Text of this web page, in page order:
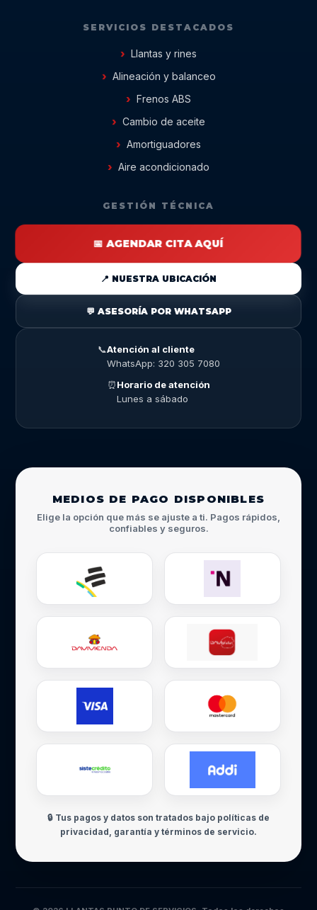
SERVICIOS DESTACADOS
Llantas y rines
Alineación y balanceo
Frenos ABS
Cambio de aceite
Amortiguadores
Aire acondicionado
GESTIÓN TÉCNICA
📅 AGENDAR CITA AQUÍ
📍 NUESTRA UBICACIÓN
💬 ASESORÍA POR WHATSAPP
📞Atención al cliente
WhatsApp: 320 305 7080
⏰Horario de atención
Lunes a sábado
MEDIOS DE PAGO DISPONIBLES
Elige la opción que más se ajuste a ti. Pagos rápidos,
confiables y seguros.
🔒 Tus pagos y datos son tratados bajo políticas de
privacidad, garantía y términos de servicio.